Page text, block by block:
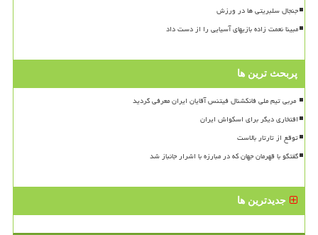
جنجال سلبریتی ها در ورزش
مبینا نعمت زاده بازیهای آسیایی را از دست داد
پربحث ترین ها
افتخاری دیگر برای اسکواش ایران
توقع از تارتار بالاست
گفتگو با قهرمان جهان که در مبارزه با اشرار جانباز شد
جدیدترین ها